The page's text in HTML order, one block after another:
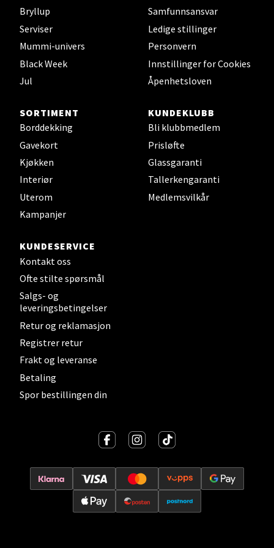
Bryllup
Serviser
Mummi-univers
Black Week
Jul
Samfunnsansvar
Ledige stillinger
Personvern
Innstillinger for Cookies
Åpenhetsloven
SORTIMENT
Borddekking
Gavekort
Kjøkken
Interiør
Uterom
Kampanjer
KUNDEKLUBB
Bli klubbmedlem
Prisløfte
Glassgaranti
Tallerkengaranti
Medlemsvilkår
KUNDESERVICE
Kontakt oss
Ofte stilte spørsmål
Salgs- og
leveringsbetingelser
Retur og reklamasjon
Registrer retur
Frakt og leveranse
Betaling
Spor bestillingen din
Leirvik - Stord
Åpent i dag 10-17
Oslo - Thon Senter Storo
Vitaminveien 7 - 9, 0485 Oslo
Lillehammer - Strandtorget
Strandtorget, 2609 Lillehammer
Åpent i dag 09-20
0 i butikk
Strømmen - Thon Senter Strømmen
Støperivn. 5, 2010 Strømmen